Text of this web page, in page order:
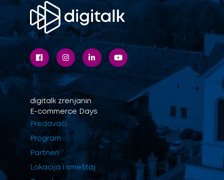
digitalk zrenjanin
E-commerce Days
Predavači
Program
Partneri
Lokacija i smeštaj